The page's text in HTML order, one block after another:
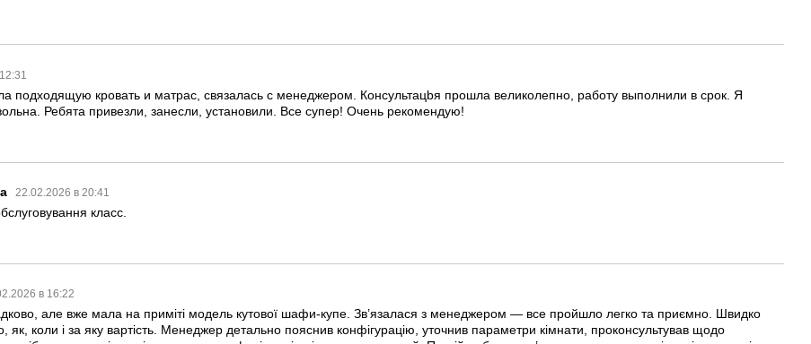
подходящую кровать и матрас, связалась с менеджером. Консультацbя прошла великолепно, работу выполнили в срок. Я
Ребята привезли, занесли, установили. Все супер! Очень рекомендую!
22.02.2026 в 20:41
класс.
в 16:22
але вже мала на приміті модель кутової шафи-купе. Зв’язалася з менеджером — все пройшло легко та приємно. Швидко
як, коли і за яку вартість. Менеджер детально пояснив конфігурацію, уточнив параметри кімнати, проконсультував щодо